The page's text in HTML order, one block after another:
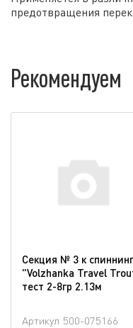
предотвращения
Рекомендуем
Секция № 3 к
"Volzhanka Travel
тест 2-8гр 2.13м
Артикул 500-075166